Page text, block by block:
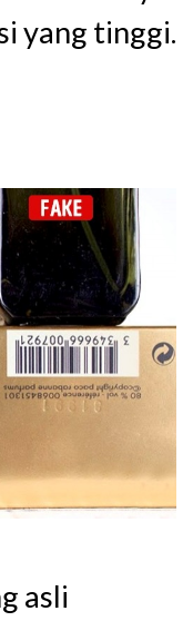
yang tinggi.
asli